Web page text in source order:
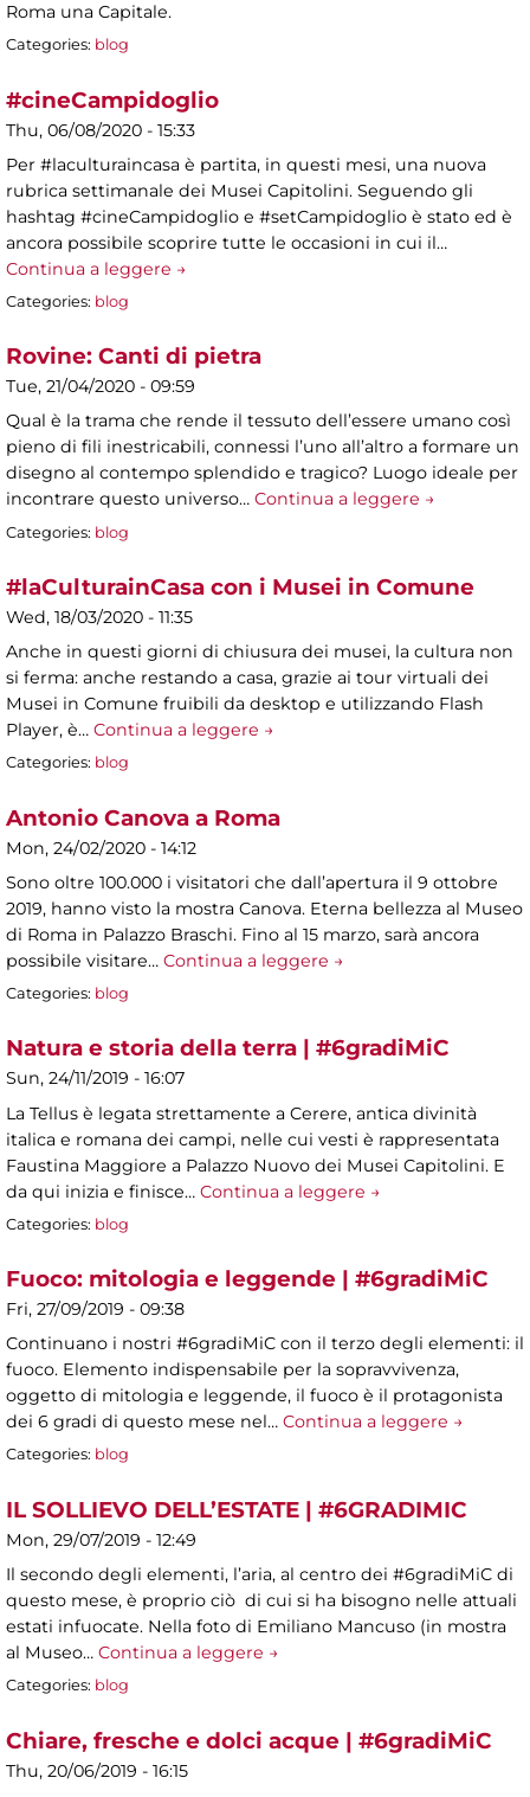
Roma una Capitale.
Categories: blog
#cineCampidoglio
Thu, 06/08/2020 - 15:33
Per #laculturaincasa è partita, in questi mesi, una nuova
rubrica settimanale dei Musei Capitolini. Seguendo gli
hashtag #cineCampidoglio e #setCampidoglio è stato ed è
ancora possibile scoprire tutte le occasioni in cui il…
Continua a leggere →
Categories: blog
Rovine: Canti di pietra
Tue, 21/04/2020 - 09:59
Qual è la trama che rende il tessuto dell’essere umano così
pieno di fili inestricabili, connessi l’uno all’altro a formare un
disegno al contempo splendido e tragico? Luogo ideale per
incontrare questo universo… Continua a leggere →
Categories: blog
#laCulturainCasa con i Musei in Comune
Wed, 18/03/2020 - 11:35
Anche in questi giorni di chiusura dei musei, la cultura non
si ferma: anche restando a casa, grazie ai tour virtuali dei
Musei in Comune fruibili da desktop e utilizzando Flash
Player, è… Continua a leggere →
Categories: blog
Antonio Canova a Roma
Mon, 24/02/2020 - 14:12
Sono oltre 100.000 i visitatori che dall’apertura il 9 ottobre
2019, hanno visto la mostra Canova. Eterna bellezza al Museo
di Roma in Palazzo Braschi. Fino al 15 marzo, sarà ancora
possibile visitare… Continua a leggere →
Categories: blog
Natura e storia della terra | #6gradiMiC
Sun, 24/11/2019 - 16:07
La Tellus è legata strettamente a Cerere, antica divinità
italica e romana dei campi, nelle cui vesti è rappresentata
Faustina Maggiore a Palazzo Nuovo dei Musei Capitolini. E
da qui inizia e finisce… Continua a leggere →
Categories: blog
Fuoco: mitologia e leggende | #6gradiMiC
Fri, 27/09/2019 - 09:38
Continuano i nostri #6gradiMiC con il terzo degli elementi: il
fuoco. Elemento indispensabile per la sopravvivenza,
oggetto di mitologia e leggende, il fuoco è il protagonista
dei 6 gradi di questo mese nel… Continua a leggere →
Categories: blog
IL SOLLIEVO DELL’ESTATE | #6GRADIMIC
Mon, 29/07/2019 - 12:49
Il secondo degli elementi, l’aria, al centro dei #6gradiMiC di
questo mese, è proprio ciò di cui si ha bisogno nelle attuali
estati infuocate. Nella foto di Emiliano Mancuso (in mostra
al Museo… Continua a leggere →
Categories: blog
Chiare, fresche e dolci acque | #6gradiMiC
Thu, 20/06/2019 - 16:15